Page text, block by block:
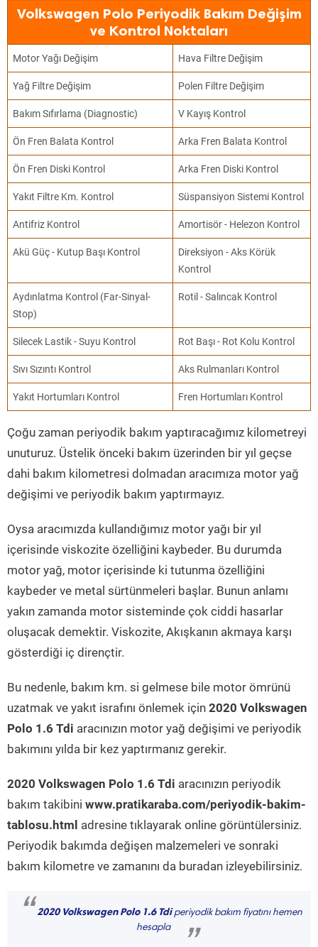
Volkswagen Polo Periyodik Bakım Değişim
ve Kontrol Noktaları
Motor Yağı Değişim Hava Filtre Değişim
Yağ Filtre Değişim Polen Filtre Değişim
Bakım Sıfırlama (Diagnostic) V Kayış Kontrol
Ön Fren Balata Kontrol Arka Fren Balata Kontrol
Ön Fren Diski Kontrol Arka Fren Diski Kontrol
Yakıt Filtre Km. Kontrol Süspansiyon Sistemi Kontrol
Antifriz Kontrol Amortisör - Helezon Kontrol
Akü Güç - Kutup Başı Kontrol
Direksiyon - Aks Körük
Kontrol
Aydınlatma Kontrol (Far-Sinyal-
Stop)
Rotil - Salıncak Kontrol
Silecek Lastik - Suyu Kontrol Rot Başı - Rot Kolu Kontrol
Sıvı Sızıntı Kontrol Aks Rulmanları Kontrol
Yakıt Hortumları Kontrol Fren Hortumları Kontrol
Çoğu zaman periyodik bakım yaptıracağımız kilometreyi
unuturuz. Üstelik önceki bakım üzerinden bir yıl geçse
dahi bakım kilometresi dolmadan aracımıza motor yağ
değişimi ve periyodik bakım yaptırmayız.
Oysa aracımızda kullandığımız motor yağı bir yıl
içerisinde viskozite özelliğini kaybeder. Bu durumda
motor yağ, motor içerisinde ki tutunma özelliğini
kaybeder ve metal sürtünmeleri başlar. Bunun anlamı
yakın zamanda motor sisteminde çok ciddi hasarlar
oluşacak demektir. Viskozite, Akışkanın akmaya karşı
gösterdiği iç dirençtir.
Bu nedenle, bakım km. si gelmese bile motor ömrünü
uzatmak ve yakıt israfını önlemek için 2020 Volkswagen
Polo 1.6 Tdi aracınızın motor yağ değişimi ve periyodik
bakımını yılda bir kez yaptırmanız gerekir.
2020 Volkswagen Polo 1.6 Tdi aracınızın periyodik
bakım takibini www.pratikaraba.com/periyodik-bakim-
tablosu.html adresine tıklayarak online görüntülersiniz.
Periyodik bakımda değişen malzemeleri ve sonraki
bakım kilometre ve zamanını da buradan izleyebilirsiniz.
“ 2020 Volkswagen Polo 1.6 Tdiperiyodik bakım fiyatını hemen
hesapla